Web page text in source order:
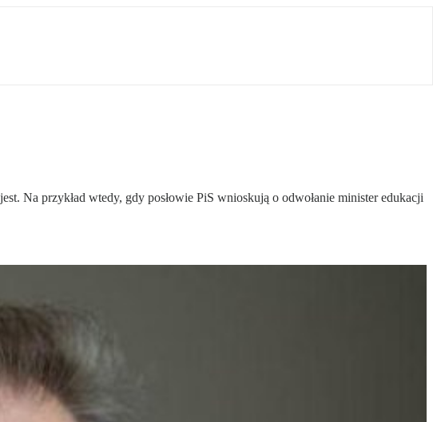
Na przykład wtedy, gdy posłowie PiS wnioskują o odwołanie minister edukacji